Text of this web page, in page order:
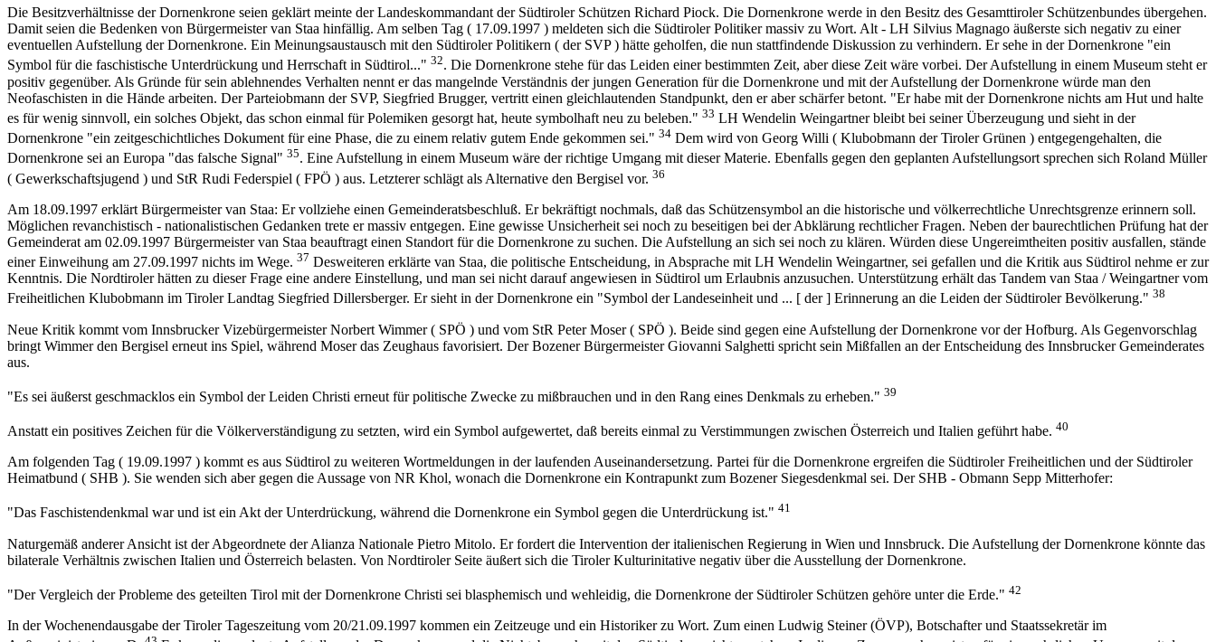
Die Besitzverhältnisse der Dornenkrone seien geklärt meinte der Landeskommandant der Südtiroler Schützen Richard Piock. Die Dornenkrone werde in den Besitz des Gesamttiroler Schützenbundes übergehen.
Damit seien die Bedenken von Bürgermeister van Staa hinfällig. Am selben Tag ( 17.09.1997 ) meldeten sich die Südtiroler Politiker massiv zu Wort. Alt - LH Silvius Magnago äußerste sich negativ zu einer
eventuellen Aufstellung der Dornenkrone. Ein Meinungsaustausch mit den Südtiroler Politikern ( der SVP ) hätte geholfen, die nun stattfindende Diskussion zu verhindern. Er sehe in der Dornenkrone "ein
Symbol für die faschistische Unterdrückung und Herrschaft in Südtirol..." 32. Die Dornenkrone stehe für das Leiden einer bestimmten Zeit, aber diese Zeit wäre vorbei. Der Aufstellung in einem Museum steht er
positiv gegenüber. Als Gründe für sein ablehnendes Verhalten nennt er das mangelnde Verständnis der jungen Generation für die Dornenkrone und mit der Aufstellung der Dornenkrone würde man den
Neofaschisten in die Hände arbeiten. Der Parteiobmann der SVP, Siegfried Brugger, vertritt einen gleichlautenden Standpunkt, den er aber schärfer betont. "Er habe mit der Dornenkrone nichts am Hut und halte
es für wenig sinnvoll, ein solches Objekt, das schon einmal für Polemiken gesorgt hat, heute symbolhaft neu zu beleben." 33 LH Wendelin Weingartner bleibt bei seiner Überzeugung und sieht in der
Dornenkrone "ein zeitgeschichtliches Dokument für eine Phase, die zu einem relativ gutem Ende gekommen sei." 34 Dem wird von Georg Willi ( Klubobmann der Tiroler Grünen ) entgegengehalten, die
Dornenkrone sei an Europa "das falsche Signal" 35. Eine Aufstellung in einem Museum wäre der richtige Umgang mit dieser Materie. Ebenfalls gegen den geplanten Aufstellungsort sprechen sich Roland Müller
( Gewerkschaftsjugend ) und StR Rudi Federspiel ( FPÖ ) aus. Letzterer schlägt als Alternative den Bergisel vor. 36
Am 18.09.1997 erklärt Bürgermeister van Staa: Er vollziehe einen Gemeinderatsbeschluß. Er bekräftigt nochmals, daß das Schützensymbol an die historische und völkerrechtliche Unrechtsgrenze erinnern soll.
Möglichen revanchistisch - nationalistischen Gedanken trete er massiv entgegen. Eine gewisse Unsicherheit sei noch zu beseitigen bei der Abklärung rechtlicher Fragen. Neben der baurechtlichen Prüfung hat der
Gemeinderat am 02.09.1997 Bürgermeister van Staa beauftragt einen Standort für die Dornenkrone zu suchen. Die Aufstellung an sich sei noch zu klären. Würden diese Ungereimtheiten positiv ausfallen, stände
einer Einweihung am 27.09.1997 nichts im Wege. 37 Desweiteren erklärte van Staa, die politische Entscheidung, in Absprache mit LH Wendelin Weingartner, sei gefallen und die Kritik aus Südtirol nehme er zur
Kenntnis. Die Nordtiroler hätten zu dieser Frage eine andere Einstellung, und man sei nicht darauf angewiesen in Südtirol um Erlaubnis anzusuchen. Unterstützung erhält das Tandem van Staa / Weingartner vom
Freiheitlichen Klubobmann im Tiroler Landtag Siegfried Dillersberger. Er sieht in der Dornenkrone ein "Symbol der Landeseinheit und ... [ der ] Erinnerung an die Leiden der Südtiroler Bevölkerung." 38
Neue Kritik kommt vom Innsbrucker Vizebürgermeister Norbert Wimmer ( SPÖ ) und vom StR Peter Moser ( SPÖ ). Beide sind gegen eine Aufstellung der Dornenkrone vor der Hofburg. Als Gegenvorschlag
bringt Wimmer den Bergisel erneut ins Spiel, während Moser das Zeughaus favorisiert. Der Bozener Bürgermeister Giovanni Salghetti spricht sein Mißfallen an der Entscheidung des Innsbrucker Gemeinderates
aus.
"Es sei äußerst geschmacklos ein Symbol der Leiden Christi erneut für politische Zwecke zu mißbrauchen und in den Rang eines Denkmals zu erheben." 39
Anstatt ein positives Zeichen für die Völkerverständigung zu setzten, wird ein Symbol aufgewertet, daß bereits einmal zu Verstimmungen zwischen Österreich und Italien geführt habe. 40
Am folgenden Tag ( 19.09.1997 ) kommt es aus Südtirol zu weiteren Wortmeldungen in der laufenden Auseinandersetzung. Partei für die Dornenkrone ergreifen die Südtiroler Freiheitlichen und der Südtiroler
Heimatbund ( SHB ). Sie wenden sich aber gegen die Aussage von NR Khol, wonach die Dornenkrone ein Kontrapunkt zum Bozener Siegesdenkmal sei. Der SHB - Obmann Sepp Mitterhofer:
"Das Faschistendenkmal war und ist ein Akt der Unterdrückung, während die Dornenkrone ein Symbol gegen die Unterdrückung ist." 41
Naturgemäß anderer Ansicht ist der Abgeordnete der Alianza Nationale Pietro Mitolo. Er fordert die Intervention der italienischen Regierung in Wien und Innsbruck. Die Aufstellung der Dornenkrone könnte das
bilaterale Verhältnis zwischen Italien und Österreich belasten. Von Nordtiroler Seite äußert sich die Tiroler Kulturinitative negativ über die Ausstellung der Dornenkrone.
"Der Vergleich der Probleme des geteilten Tirol mit der Dornenkrone Christi sei blasphemisch und wehleidig, die Dornenkrone der Südtiroler Schützen gehöre unter die Erde." 42
In der Wochenendausgabe der Tiroler Tageszeitung vom 20/21.09.1997 kommen ein Zeitzeuge und ein Historiker zu Wort. Zum einen Ludwig Steiner (ÖVP), Botschafter und Staatssekretär im